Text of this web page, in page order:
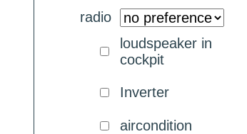
radio
loudspeaker in
cockpit
Inverter
aircondition